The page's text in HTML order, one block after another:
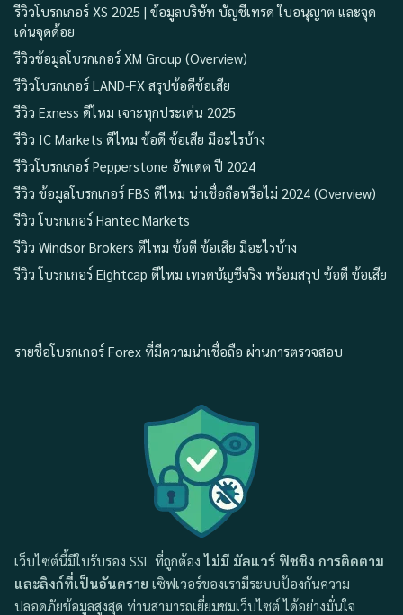
รีวิวโบรกเกอร์ XS 2025 | ข้อมูลบริษัท บัญชีเทรด ใบอนุญาต และจุด
เด่นจุดด้อย
รีวิวข้อมูลโบรกเกอร์ XM Group (Overview)
รีวิวโบรกเกอร์ LAND-FX สรุปข้อดีข้อเสีย
รีวิว Exness ดีไหม เจาะทุกประเด่น 2025
รีวิว IC Markets ดีไหม ข้อดี ข้อเสีย มีอะไรบ้าง
รีวิวโบรกเกอร์ Pepperstone อัพเดต ปี 2024
รีวิว ข้อมูลโบรกเกอร์ FBS ดีไหม น่าเชื่อถือหรือไม่ 2024 (Overview)
รีวิว โบรกเกอร์ Hantec Markets
รีวิว Windsor Brokers ดีไหม ข้อดี ข้อเสีย มีอะไรบ้าง
รีวิว โบรกเกอร์ Eightcap ดีไหม เทรดบัญชีจริง พร้อมสรุป ข้อดี ข้อเสีย
รายชื่อโบรกเกอร์ Forex ที่มีความน่าเชื่อถือ ผ่านการตรวจสอบ
เว็บไซต์นี้มีใบรับรอง SSL ที่ถูกต้องไม่มี มัลแวร์ ฟิชชิง การติดตาม
และลิงก์ที่เป็นอันตราย เซิฟเวอร์ของเรามีระบบป้องกันความ
ปลอดภัยข้อมูลสูงสุด ท่านสามารถเยี่ยมชมเว็บไซต์ ได้อย่างมั่นใจ